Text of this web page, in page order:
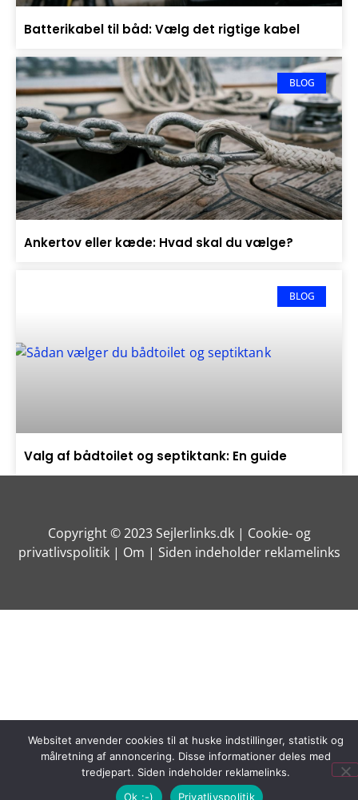
Batterikabel til båd: Vælg det rigtige kabel
BLOG
Ankertov eller kæde: Hvad skal du vælge?
BLOG
Valg af bådtoilet og septiktank: En guide
Copyright © 2023 Sejlerlinks.dk | Cookie- og
privatlivspolitik| Om | Siden indeholder reklamelinks
Websitet anvender cookies til at huske indstillinger, statistik og
målretning af annoncering. Disse informationer deles med
tredjepart. Siden indeholder reklamelinks.
Ok :-)
Privatlivspolitik